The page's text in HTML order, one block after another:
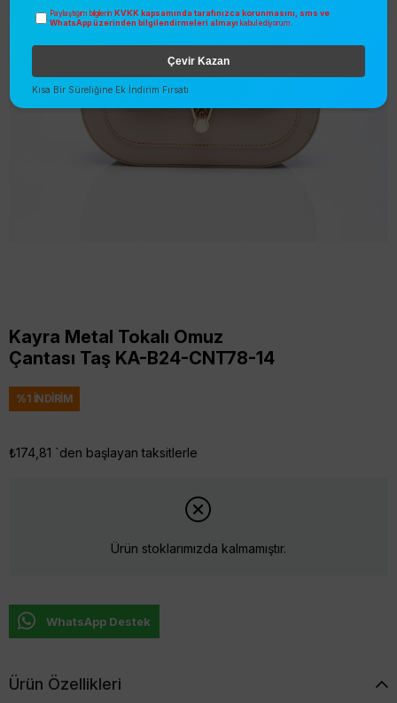
Kayra Metal Tokalı Omuz
Çantası Taş KA-B24-CNT78-14
%1 İNDIRIM
₺174,81 `den başlayan taksitlerle
Ürün stoklarımızda kalmamıştır.
WhatsApp Destek
Ürün Özellikleri
Paylaştığım bilgilerin KVKK kapsamında tarafınızca korunmasını, sms ve
WhatsApp üzerinden bilgilendirmeleri almayı kabul ediyorum.
Çevir Kazan
Kısa Bir Süreliğine Ek İndirim Fırsatı